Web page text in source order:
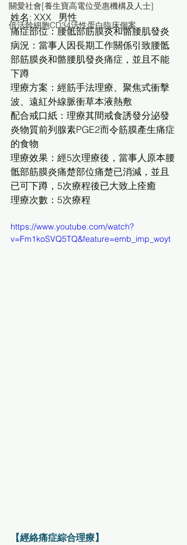
關愛社會[養生寶高電位受惠機構及人士]
倍活幹細胞CD34活性蛋白臨床個案
姓名: XXX   男性
痛症部位：腰骶部筋膜炎和骼腰肌發炎
病況：當事人因長期工作關係引致腰骶
部筋膜炎和骼腰肌發炎痛症，並且不能
下蹲
理療方案：經筋手法理療、聚焦式衝擊
波、遠紅外線脈衝草本液熱敷
配合戒口紙：理療其間戒食誘發分泌發
炎物質前列腺素PGE2而令筋膜產生痛症
的食物
理療效果：經5次理療後，當事人原本腰
骶部筋膜炎痛楚部位痛楚已消減，並且
已可下蹲，5次療程後已大致上痊癒
理療次數：5次療程
https://www.youtube.com/watch?
v=Fm1koSVQ5TQ&feature=emb_imp_woyt
【經絡痛症綜合理療】